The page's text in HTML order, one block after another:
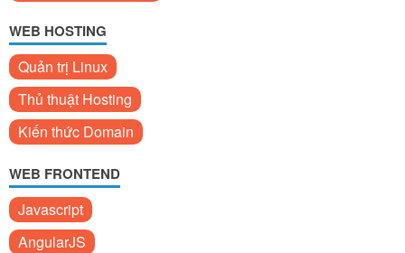
WEB HOSTING
Quản trị Linux
Thủ thuật Hosting
Kiến thức Domain
WEB FRONTEND
Javascript
AngularJS